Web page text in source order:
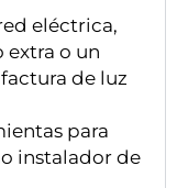
eléctrica,
extra o un
de luz
para
instalador de